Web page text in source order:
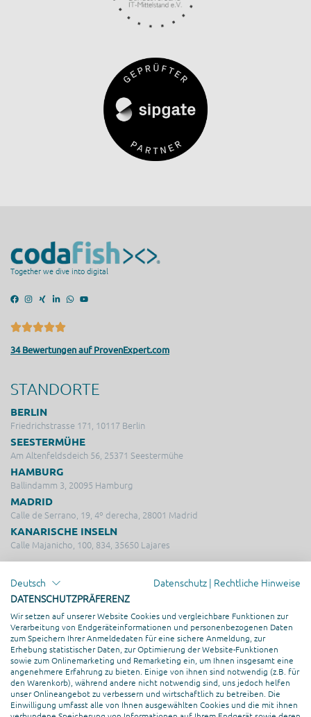
Together we dive into digital
34 Bewertungen auf ProvenExpert.com
STANDORTE
BERLIN
Friedrichstrasse 171, 10117 Berlin
SEESTERMÜHE
Am Altenfeldsdeich 56, 25371 Seestermühe
HAMBURG
Ballindamm 3, 20095 Hamburg
MADRID
Calle de Serrano, 19, 4º derecha, 28001 Madrid
KANARISCHE INSELN
Calle Majanicho, 100, 834, 35650 Lajares
LEISTUNGEN
Beratung & Strategie
Online Marketing
Hosting & Server Management
Kreation & Design
Webentwicklung
Deutsch Datenschutz | Rechtliche Hinweise
DATENSCHUTZPRÄFERENZ
Wir setzen auf unserer Website Cookies und vergleichbare Funktionen zur
Verarbeitung von Endgeräteinformationen und personenbezogenen Daten
zum Speichern Ihrer Anmeldedaten für eine sichere Anmeldung, zur
Erhebung statistischer Daten, zur Optimierung der Website-Funktionen
sowie zum Onlinemarketing und Remarketing ein, um Ihnen insgesamt eine
angenehmere Erfahrung zu bieten. Einige von ihnen sind notwendig (z.B. für
den Warenkorb), während andere nicht notwendig sind, uns jedoch helfen
unser Onlineangebot zu verbessern und wirtschaftlich zu betreiben. Die
Einwilligung umfasst alle von Ihnen ausgewählten Cookies und die mit ihnen